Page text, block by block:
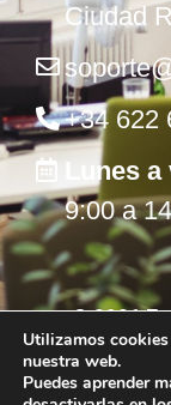
Ciudad
+34 622
Lunes
9:00 a
©2026
Utilizamos
nuestra web.
Puedes aprender